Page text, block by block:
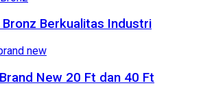
Bronz Berkualitas Industri
New 20 Ft dan 40 Ft